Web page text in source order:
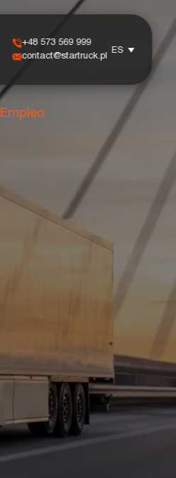
+48 573 569 999
contact@startruck.pl
ES
Empleo